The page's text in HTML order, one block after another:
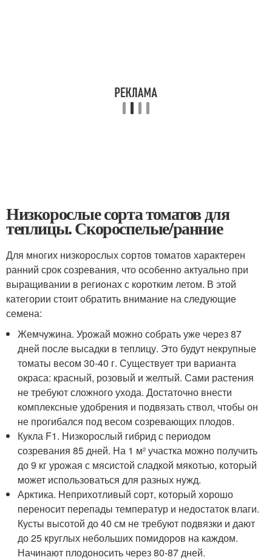
Низкорослые сорта томатов для
теплицы. Скороспелые/ранние
Для многих низкорослых сортов томатов характерен
ранний срок созревания, что особенно актуально при
выращивании в регионах с коротким летом. В этой
категории стоит обратить внимание на следующие
семена:
Жемчужина. Урожай можно собрать уже через 87
дней после высадки в теплицу. Это будут некрупные
томаты весом 30-40 г. Существует три варианта
окраса: красный, розовый и желтый. Сами растения
не требуют сложного ухода. Достаточно внести
комплексные удобрения и подвязать ствол, чтобы он
не прогибался под весом созревающих плодов.
Кукла F1. Низкорослый гибрид с периодом
созревания 85 дней. На 1 м² участка можно получить
до 9 кг урожая с мясистой сладкой мякотью, который
может использоваться для разных нужд.
Арктика. Неприхотливый сорт, который хорошо
переносит перепады температур и недостаток влаги.
Кусты высотой до 40 см не требуют подвязки и дают
до 25 круглых небольших помидоров на каждом.
Начинают плодоносить через 80-87 дней.